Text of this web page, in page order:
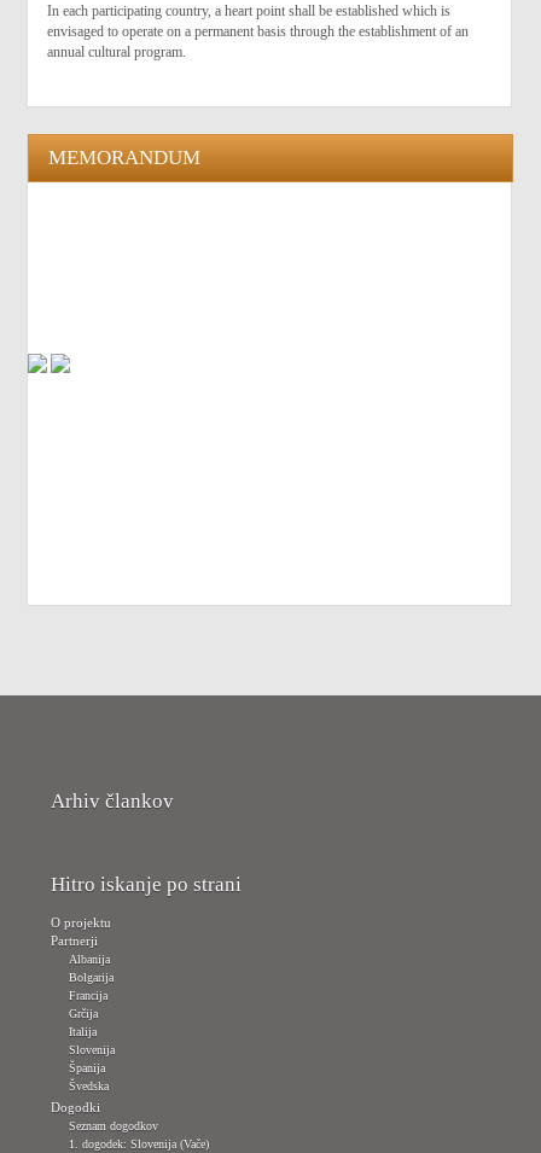
In each participating country, a heart point shall be established which is
envisaged to operate on a permanent basis through the establishment of an
annual cultural program.
MEMORANDUM
Arhiv člankov
Hitro iskanje po strani
O projektu
Partnerji
Albanija
Bolgarija
Francija
Grčija
Italija
Slovenija
Španija
Švedska
Dogodki
Seznam dogodkov
1. dogodek: Slovenija (Vače)